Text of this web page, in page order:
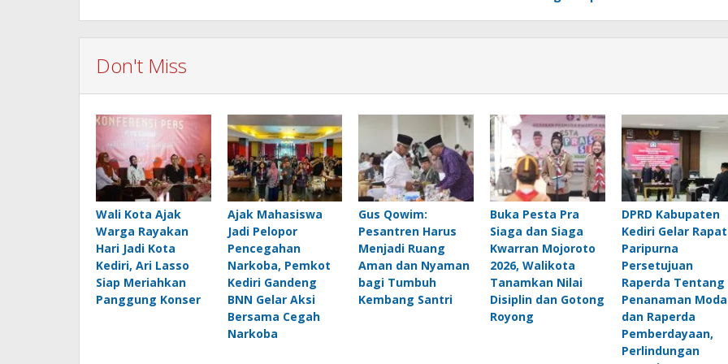
Don't Miss
Wali Kota Ajak
Warga Rayakan
Hari Jadi Kota
Kediri, Ari Lasso
Siap Meriahkan
Panggung Konser
Ajak Mahasiswa
Jadi Pelopor
Pencegahan
Narkoba, Pemkot
Kediri Gandeng
BNN Gelar Aksi
Bersama Cegah
Narkoba
Gus Qowim:
Pesantren Harus
Menjadi Ruang
Aman dan Nyaman
bagi Tumbuh
Kembang Santri
Buka Pesta Pra
Siaga dan Siaga
Kwarran Mojoroto
2026, Walikota
Tanamkan Nilai
Disiplin dan Gotong
Royong
DPRD Kabupaten
Kediri Gelar Rapat
Paripurna
Persetujuan
Raperda Tentang
Penanaman
dan Raperda
Pemberdayaan,
Perlindungan